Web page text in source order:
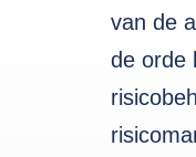
van de
de orde